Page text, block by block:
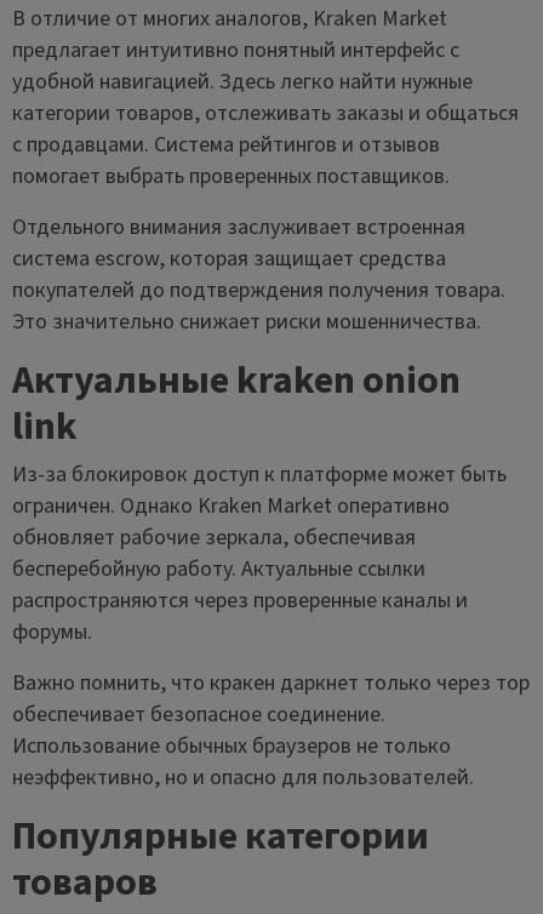
В отличие от многих аналогов, Kraken Market
предлагает интуитивно понятный интерфейс с
удобной навигацией. Здесь легко найти нужные
категории товаров, отслеживать заказы и общаться
с продавцами. Система рейтингов и отзывов
помогает выбрать проверенных поставщиков.
Отдельного внимания заслуживает встроенная
система escrow, которая защищает средства
покупателей до подтверждения получения товара.
Это значительно снижает риски мошенничества.
Актуальные kraken onion
link
Из-за блокировок доступ к платформе может быть
ограничен. Однако Kraken Market оперативно
обновляет рабочие зеркала, обеспечивая
бесперебойную работу. Актуальные ссылки
распространяются через проверенные каналы и
форумы.
Важно помнить, что кракен даркнет только через тор
обеспечивает безопасное соединение.
Использование обычных браузеров не только
неэффективно, но и опасно для пользователей.
Популярные категории
товаров